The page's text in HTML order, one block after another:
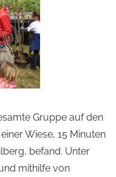
Gruppe auf den
Wiese, 15 Minuten
befand. Unter
mithilfe von